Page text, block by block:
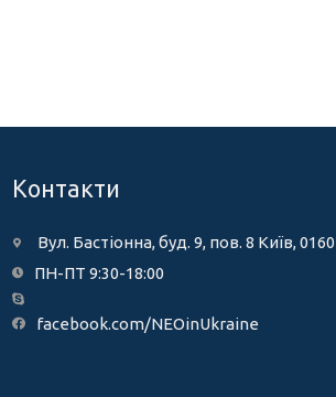
Контакти
Вул. Бастіонна, буд. 9, пов. 8 Київ,
ПН-ПТ 9:30-18:00
facebook.com/NEOinUkraine